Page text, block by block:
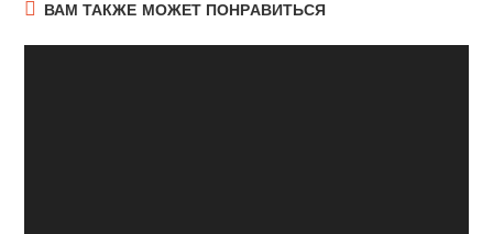
ВАМ ТАКЖЕ МОЖЕТ ПОНРАВИТЬСЯ